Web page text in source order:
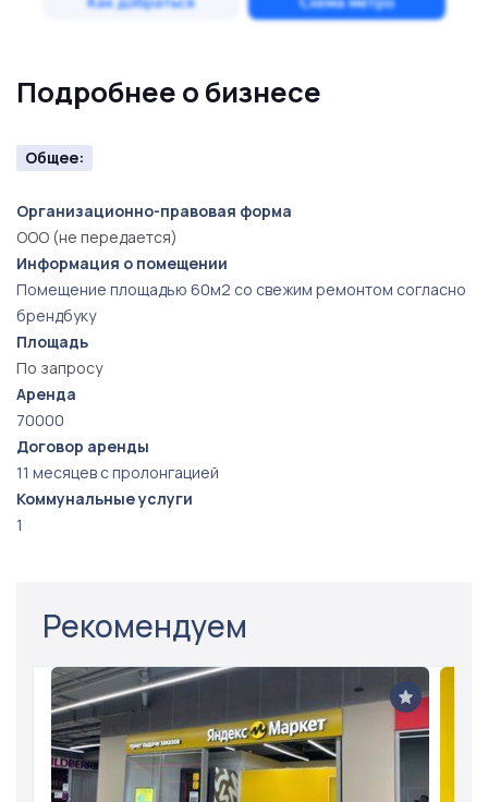
Подробнее о бизнесе
Общее:
Организационно-правовая форма
ООО (не передается)
Информация о помещении
Помещение площадью 60м2 со свежим ремонтом согласно
брендбуку
Площадь
По запросу
Аренда
70000
Договор аренды
11 месяцев с пролонгацией
Коммунальные услуги
1
Рекомендуем